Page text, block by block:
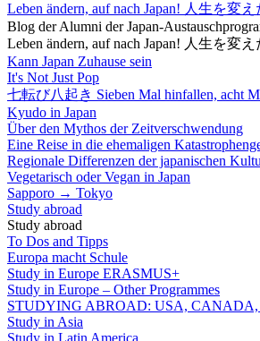
Leben ändern, auf nach Japan! 人生を変
Blog der Alumni der Japan-
Leben ändern, auf nach Japan! 人生を変
Kann Japan Zuhause sein
It's Not Just Pop
七転び八起き Sieben Mal hinfallen, acht
Kyudo in Japan
Über den Mythos der Zeitverschwendung
Eine Reise in die ehemaligen
Regionale Differenzen der japanischen
Vegetarisch oder Vegan in Japan
Sapporo → Tokyo
Study abroad
Study abroad
To Dos and Tipps
Europa macht Schule
Study in Europe ERASMUS+
Study in Europe – Other Programmes
STUDYING ABROAD: USA,
Study in Asia
Study in Latin America